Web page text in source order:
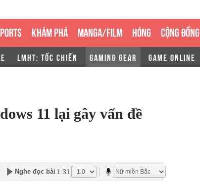
KHÁM PHÁ MANGA/FILM HÓNG CỘNG ĐỒNG
LMHT: TỐC CHIẾN GAMING GEAR GAME ONLINE
11 lại gây vấn đề
Nghe đọc bài 1:31